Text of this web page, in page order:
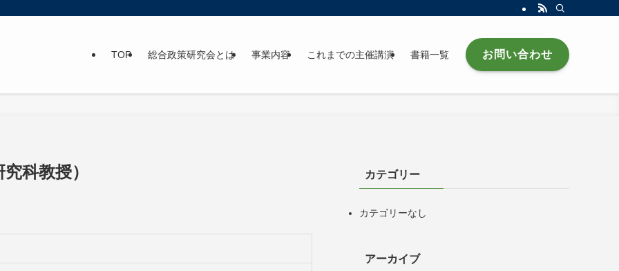
TOP 総合政策研究会とは 事業内容 これまでの主催講演 書籍一覧 お問い合わせ
科教授） カテゴリー
カテゴリーなし
アーカイブ